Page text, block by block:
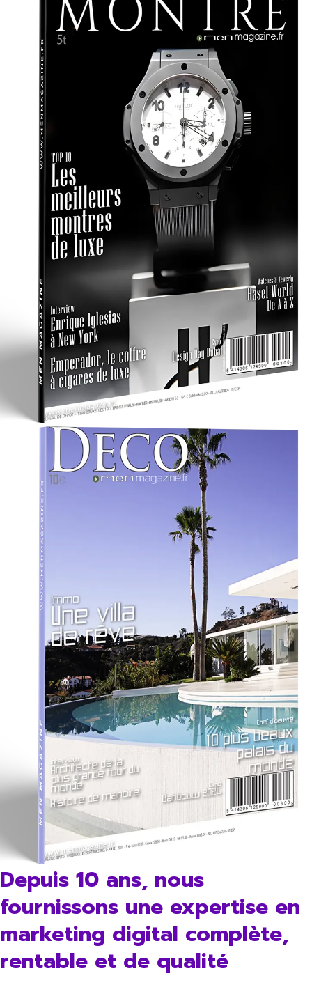
Depuis 10 ans, nous
fournissons une expertise en
marketing digital complète,
rentable et de qualité